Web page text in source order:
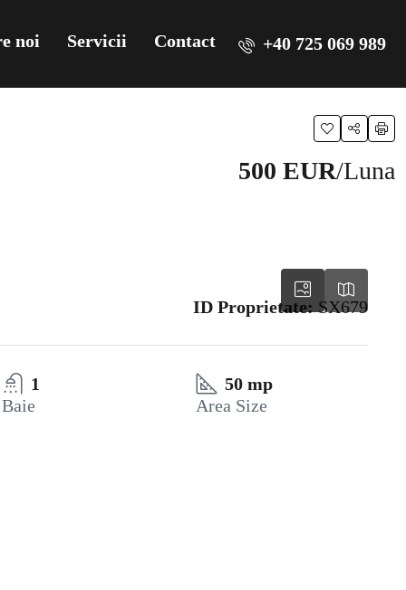
noi Servicii Contact +40 725 069 989
500 EUR/Luna
ID Proprietate: SX679
1
Baie
50 mp
Area Size